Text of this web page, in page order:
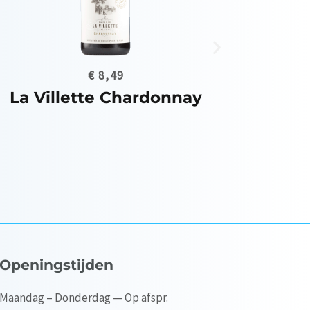
Openingstijden
Maandag – Donderdag — Op afspr.